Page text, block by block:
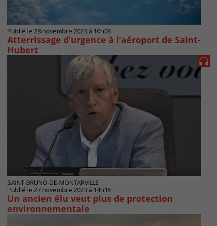
Publié le 28 novembre 2023 à 10h03
Atterrissage d’urgence à l’aéroport de Saint-
Hubert
SAINT-BRUNO-DE-MONTARVILLE
Publié le 27 novembre 2023 à 14h15
Un ancien élu veut plus de protection
environnementale